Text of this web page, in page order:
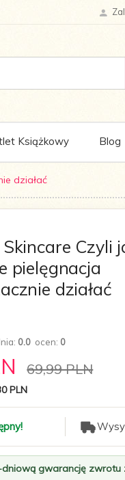
Książkowy Blog
działać
Czyli
pielęgnacja
działać
0.0 ocen: 0
69,99 PLN
PLN
dniową gwarancję zwrotu